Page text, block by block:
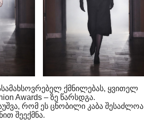
ქმნილებას, ყვითელ
Awards – ზე წარსდგა.
რომ ეს ცნობილი კაბა შესაძლოა
შეექმნა.